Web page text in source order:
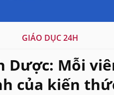
GIÁO DỤC 24H
Dược: Mỗi
của kiến